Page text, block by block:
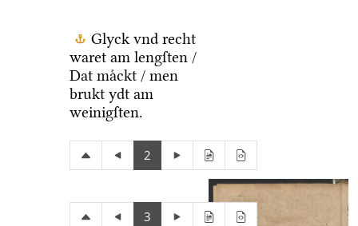
Glyck vnd recht
waret am lengſten /
Dat maͤckt / men
brukt ydt am
weinigſten.
2
3